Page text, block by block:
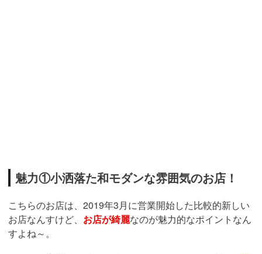
魅力①小洒落た和モダンな雰囲気のお店！
こちらのお店は、2019年3月に営業開始した比較的新しい
お店なんすけど、 お店が綺麗なのが魅力的なポイントなん
すよね～。